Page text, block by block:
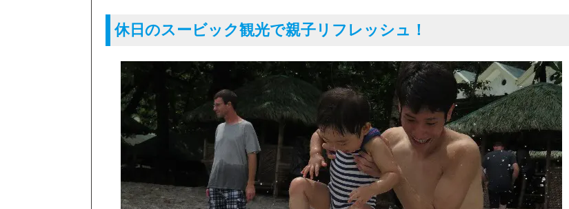
休日のスービック観光で親子リフレッシュ！